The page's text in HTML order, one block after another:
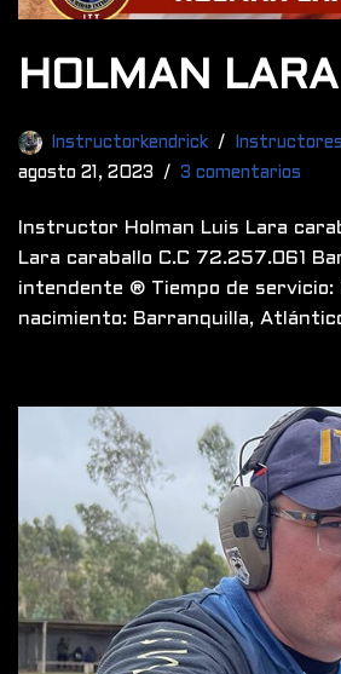
HOLMAN LARA
Instructorkendrick
Instructores
agosto 21, 2023
3 comentarios
Instructor Holman Luis Lara
Lara caraballo C.C 72.257.061
intendente ®️ Tiempo de servicio:
nacimiento: Barranquilla,